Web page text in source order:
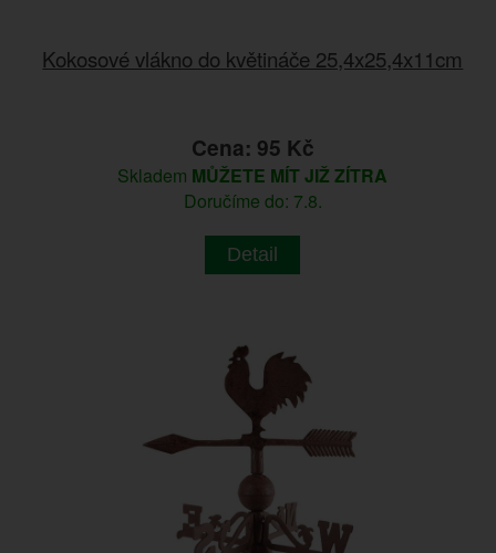
Kokosové vlákno do květináče 25,4x25,4x11cm
Cena: 95 Kč
Skladem MŮŽETE MÍT JIŽ ZÍTRA
Doručíme do: 7.8.
Detail